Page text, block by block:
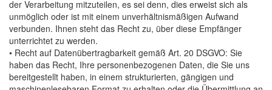
der Verarbeitung mitzuteilen, es sei denn, dies erweist sich als
unmöglich oder ist mit einem unverhältnismäßigen Aufwand
verbunden. Ihnen steht das Recht zu, über diese Empfänger
unterrichtet zu werden.
• Recht auf Datenübertragbarkeit gemäß Art. 20 DSGVO: Sie
haben das Recht, Ihre personenbezogenen Daten, die Sie uns
bereitgestellt haben, in einem strukturierten, gängigen und